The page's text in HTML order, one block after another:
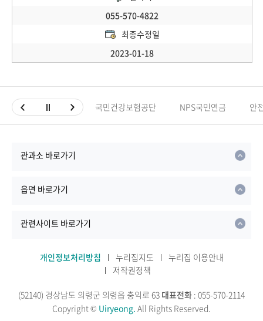
055-570-4822
최종수정일
2023-01-18
국민건강보험공단 NPS국민연금 안
관과소 바로가기
읍면 바로가기
관련사이트 바로가기
개인정보처리방침 누리집지도
누리집 이용안내
저작권정책
(52140) 경상남도 의령군 의령읍 충익로 63 대표전화 : 055-570-2114
Copyright © Uiryeong. All Rights Reserved.